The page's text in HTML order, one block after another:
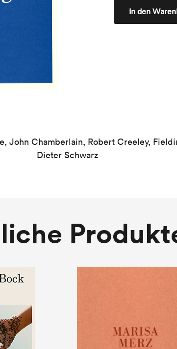
In den
John Chamberlain, Robert Creeley,
Dieter Schwarz